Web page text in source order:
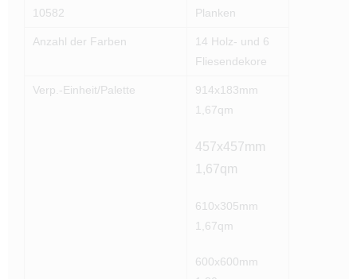
10582
Planken
Anzahl der Farben
14 Holz- und 6
Fliesendekore
Verp.-Einheit/Palette
914x183mm
1,67qm
457x457mm
1,67qm
610x305mm
1,67qm
600x600mm